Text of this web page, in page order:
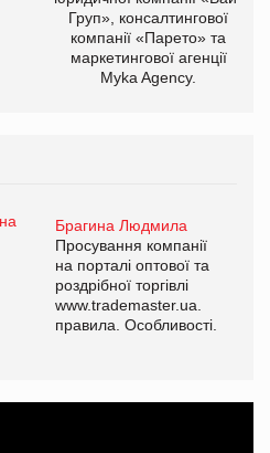
Груп», консалтингової
компанії «Парето» та
маркетингової агенції
Myka Agency.
Брагина Людмила
Просування компанії
на порталі оптової та
роздрібної торгівлі
www.trademaster.ua.
правила. Особливості.